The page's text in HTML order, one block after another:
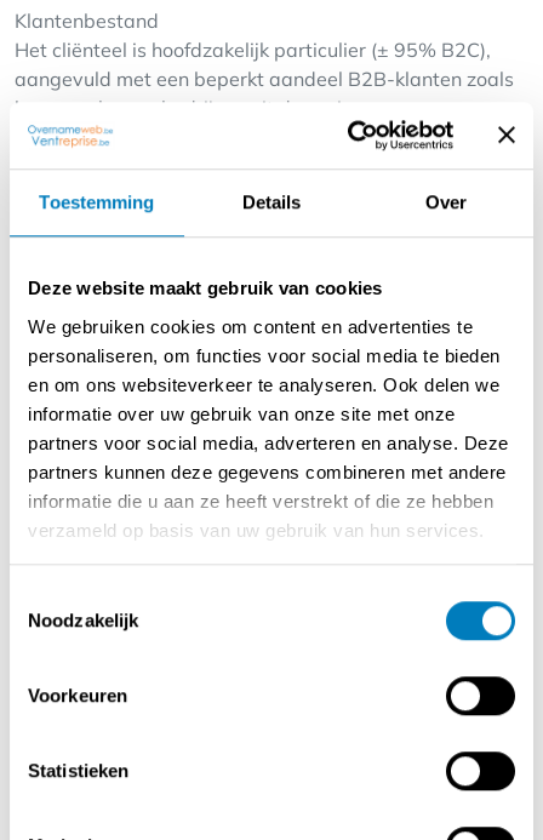
Toestemming Details Over
Deze website maakt gebruik van cookies
We gebruiken cookies om content en advertenties te
personaliseren, om functies voor social media te bieden
en om ons websiteverkeer te analyseren. Ook delen we
informatie over uw gebruik van onze site met onze
partners voor social media, adverteren en analyse. Deze
partners kunnen deze gegevens combineren met andere
informatie die u aan ze heeft verstrekt of die ze hebben
verzameld op basis van uw gebruik van hun services.
Noodzakelijk
Voorkeuren
Statistieken
Klantenbestand
Het cliënteel is hoofdzakelijk particulier (± 95% B2C),
aangevuld met een beperkt aandeel B2B-klanten zoals
horecazaken en bedrijven uit de regio.
Het bedrijf beschikt over een klantenbestand van circa
20.000 klanten, met een groot aandeel terugkerende
klanten.
bereikbaarheid en voldoende parkeergelegenheid voor
de winkel
• Ruime showroom: ca. 1.000 m² winkelruimte,
aangevuld met stockage ruimte in de kelder en
bovenverdieping
• Sterk en ervaren team: medewerkers met jarenlange
ervaring en autonome werking
• Sterke reputatie en lokale verankering: gekende naam
• Combinatie met investeringsvastgoed mogelijk: het
pand omvat naast de winkelruimte ook 6
Verkoop van goodwill/handelsfonds, inclusief: